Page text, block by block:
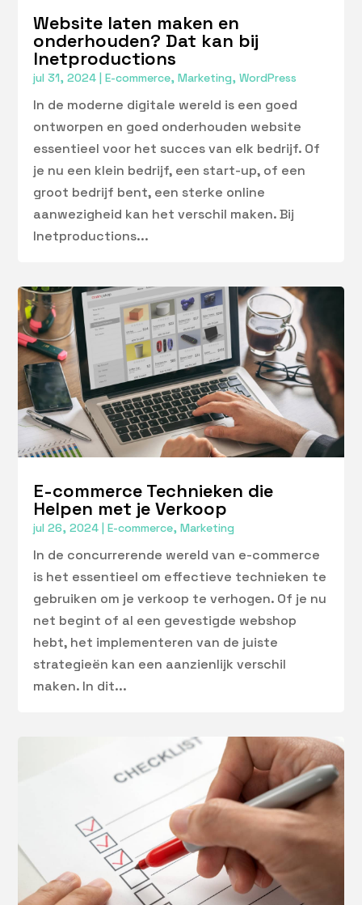
Website laten maken en
onderhouden? Dat kan bij
Inetproductions
jul 31, 2024 |E-commerce,Marketing,WordPress
In de moderne digitale wereld is een goed
ontworpen en goed onderhouden website
essentieel voor het succes van elk bedrijf. Of
je nu een klein bedrijf, een start-up, of een
groot bedrijf bent, een sterke online
aanwezigheid kan het verschil maken. Bij
Inetproductions...
E-commerce Technieken die
Helpen met je Verkoop
jul 26, 2024 |E-commerce,Marketing
In de concurrerende wereld van e-commerce
is het essentieel om effectieve technieken te
gebruiken om je verkoop te verhogen. Of je nu
net begint of al een gevestigde webshop
hebt, het implementeren van de juiste
strategieën kan een aanzienlijk verschil
maken. In dit...